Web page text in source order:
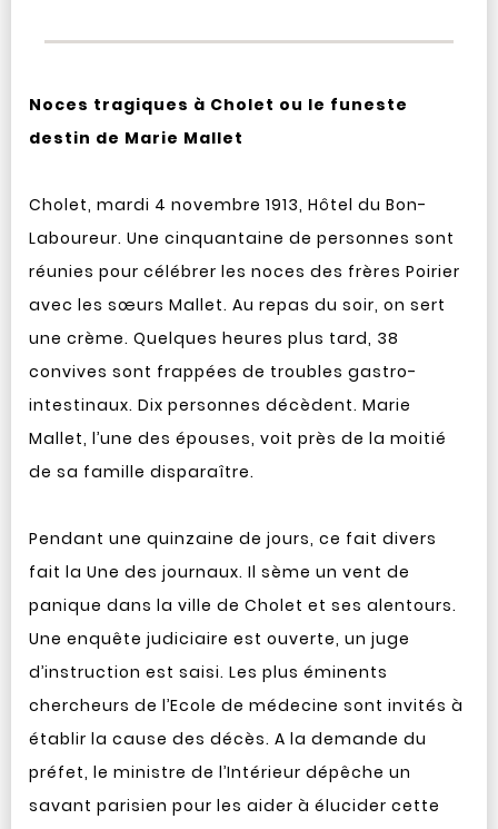
Noces tragiques à Cholet ou le funeste
destin de Marie Mallet
Cholet, mardi 4 novembre 1913, Hôtel du Bon-
Laboureur. Une cinquantaine de personnes sont
réunies pour célébrer les noces des frères Poirier
avec les sœurs Mallet. Au repas du soir, on sert
une crème. Quelques heures plus tard, 38
convives sont frappées de troubles gastro-
intestinaux. Dix personnes décèdent. Marie
Mallet, l’une des épouses, voit près de la moitié
de sa famille disparaître.
Pendant une quinzaine de jours, ce fait divers
fait la Une des journaux. Il sème un vent de
panique dans la ville de Cholet et ses alentours.
Une enquête judiciaire est ouverte, un juge
d’instruction est saisi. Les plus éminents
chercheurs de l’Ecole de médecine sont invités à
établir la cause des décès. A la demande du
préfet, le ministre de l’Intérieur dépêche un
savant parisien pour les aider à élucider cette